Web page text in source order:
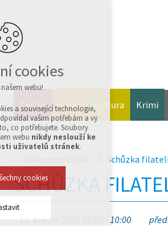
Zprávy Sport Kultura Krimi
Schůzka
SCHŮZKA
10. května 2026 08:00 - 10:00
cookies
webu!
a související technologie,
vašim potřebám a vy
co potřebujete. Soubory
webu nikdy neslouží ke
uživatelů stránek.
cookies